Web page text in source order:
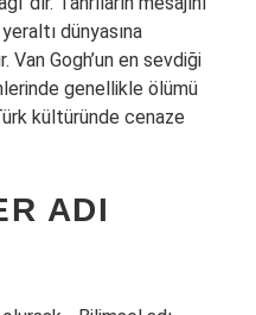
dünyasına
Van Gogh’un en sevdiği
genellikle ölümü
kültüründe cenaze
ADI